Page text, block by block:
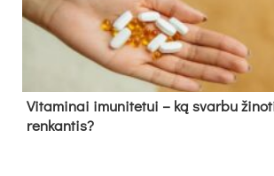
Vitaminai imunitetui – ką svarbu
renkantis?